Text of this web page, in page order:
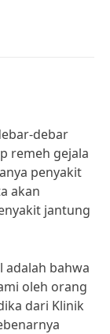
debar
remeh gejala
penyakit
akan
jantung
bahwa
oleh orang
dari Klinik